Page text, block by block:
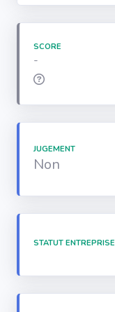
SCORE
-
JUGEMENT
Non
STATUT ENTREPRISE